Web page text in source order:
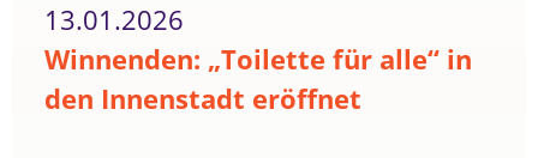
13.01.2026
Winnenden: „Toilette für alle“ in
den Innenstadt eröffnet